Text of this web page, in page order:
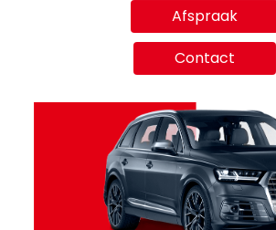
Afspraak
Contact